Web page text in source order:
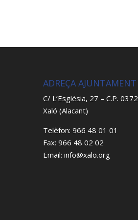
ADREÇA AJUNTAMENT
C/ L’Església, 27 – C.P.
Xaló (Alacant)
Telèfon: 966 48 01 01
Fax: 966 48 02 02
Email: info@xalo.org